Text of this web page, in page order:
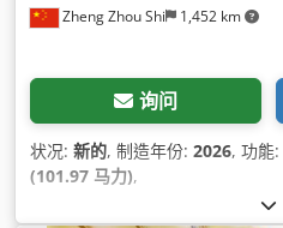
Zheng Zhou Shi 1,452 km
询问
状况: 新的, 制造年份: 2026, 功能:
(101.97 马力),